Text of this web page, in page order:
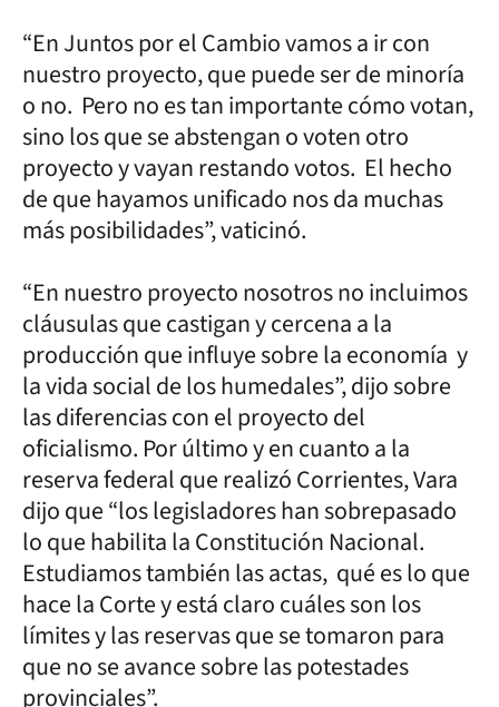
“En Juntos por el Cambio vamos a ir con
nuestro proyecto, que puede ser de minoría
o no. Pero no es tan importante cómo votan,
sino los que se abstengan o voten otro
proyecto y vayan restando votos. El hecho
de que hayamos unificado nos da muchas
más posibilidades”, vaticinó.
“En nuestro proyecto nosotros no incluimos
cláusulas que castigan y cercena a la
producción que influye sobre la economía y
la vida social de los humedales”, dijo sobre
las diferencias con el proyecto del
oficialismo. Por último y en cuanto a la
reserva federal que realizó Corrientes, Vara
dijo que “los legisladores han sobrepasado
lo que habilita la Constitución Nacional.
Estudiamos también las actas, qué es lo que
hace la Corte y está claro cuáles son los
límites y las reservas que se tomaron para
que no se avance sobre las potestades
provinciales”.